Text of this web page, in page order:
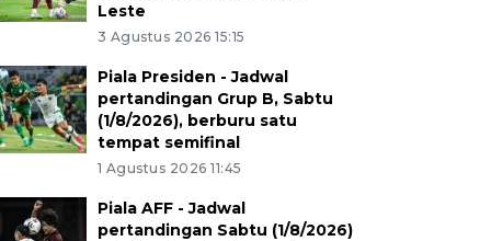
Leste
3 Agustus 2026 15:15
Piala Presiden - Jadwal
pertandingan Grup B, Sabtu
(1/8/2026), berburu satu
tempat semifinal
1 Agustus 2026 11:45
Piala AFF - Jadwal
pertandingan Sabtu (1/8/2026)